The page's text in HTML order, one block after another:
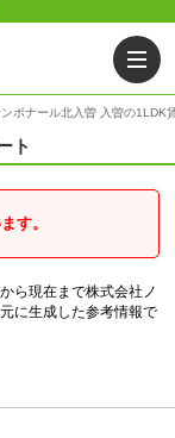
ボナール北入曽 入曽の1LDK
ト
す。
ら現在まで株式会社ノ
に生成した参考情報で